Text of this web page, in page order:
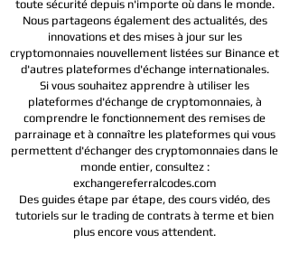
toute sécurité depuis n'importe où dans le monde.
Nous partageons également des actualités, des
innovations et des mises à jour sur les
cryptomonnaies nouvellement listées sur Binance et
d'autres plateformes d'échange internationales.
Si vous souhaitez apprendre à utiliser les
plateformes d'échange de cryptomonnaies, à
comprendre le fonctionnement des remises de
parrainage et à connaître les plateformes qui vous
permettent d'échanger des cryptomonnaies dans le
monde entier, consultez :
exchangereferralcodes.com
Des guides étape par étape, des cours vidéo, des
tutoriels sur le trading de contrats à terme et bien
plus encore vous attendent.